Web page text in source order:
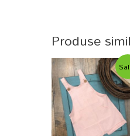
Produse